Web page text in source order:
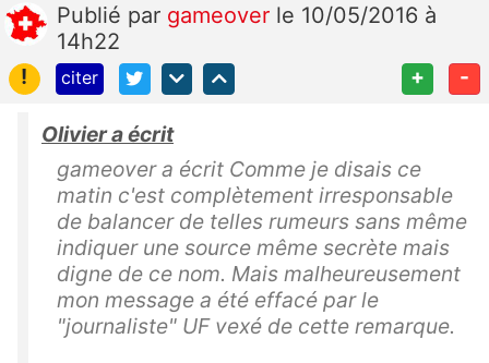
Publié par gameover le 10/05/2016 à
14h22
!
citer + -
Olivier a écrit
gameover a écrit Comme je disais ce
matin c'est complètement irresponsable
de balancer de telles rumeurs sans même
indiquer une source même secrète mais
digne de ce nom. Mais malheureusement
mon message a été effacé par le
"journaliste" UF vexé de cette remarque.